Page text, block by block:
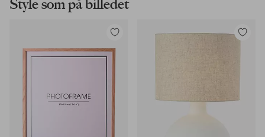
Style som på billedet
Tilføj
til
favoritter
Tilføj